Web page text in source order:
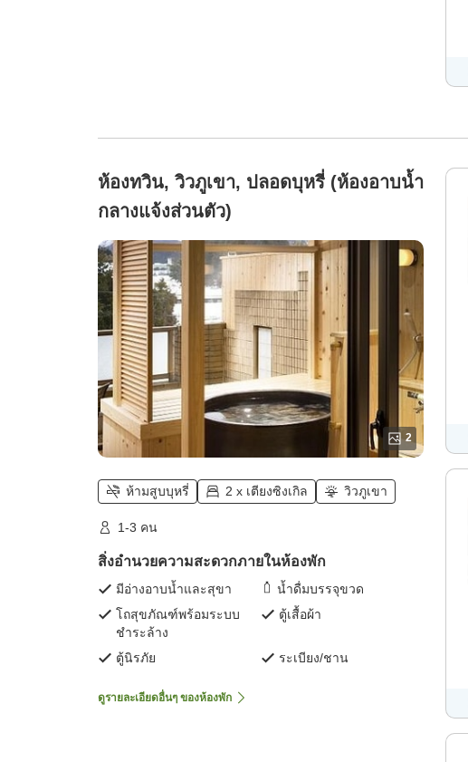
ห้องทวิน, วิวภูเขา, ปลอดบุหรี่ (ห้องอาบน้ำ
กลางแจ้งส่วนตัว)
2
ห้ามสูบบุหรี่ 2 x เตียงซิงเกิล วิวภูเขา
1-3 คน
สิ่งอำนวยความสะดวกภายในห้องพัก
มีอ่างอาบน้ำและสุขา
น้ำดื่มบรรจุขวด
โถสุขภัณฑ์พร้อมระบบ
ชำระล้าง
ตู้เสื้อผ้า
ตู้นิรภัย ระเบียง/ชาน
ดูรายละเอียดอื่นๆ ของห้องพัก